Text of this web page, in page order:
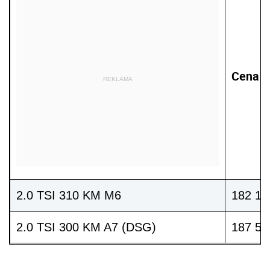
REKLAMA Cena
2.0 TSI 310 KM M6 182
2.0 TSI 300 KM A7 (DSG) 187